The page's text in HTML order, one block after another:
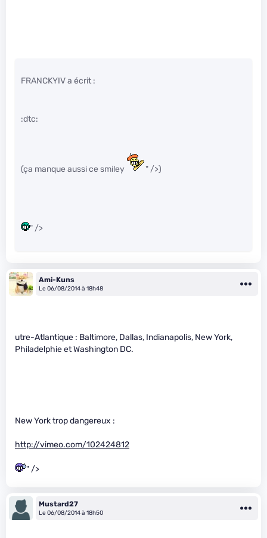
FRANCKYIV a écrit :
:dtc:
(ça manque aussi ce smiley " />)
" />
Ami-Kuns
Le 06/08/2014 à 18h48
utre-Atlantique : Baltimore, Dallas, Indianapolis, New York,
Philadelphie et Washington DC.
New York trop dangereux :
http://vimeo.com/102424812
" />
Mustard27
Le 06/08/2014 à 18h50